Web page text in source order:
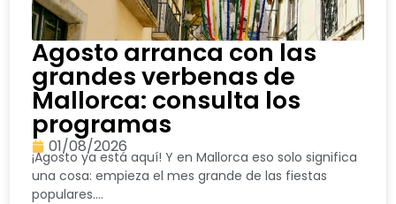
Agosto arranca con las
grandes verbenas de
Mallorca: consulta los
programas
01/08/2026
¡Agosto ya está aquí! Y en Mallorca eso solo significa
una cosa: empieza el mes grande de las fiestas
populares....